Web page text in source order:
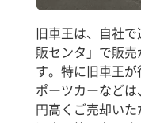
旧車王は、自社
販センタ」で販
す。特に旧車王
ポーツカーなど
円高くご売却いた